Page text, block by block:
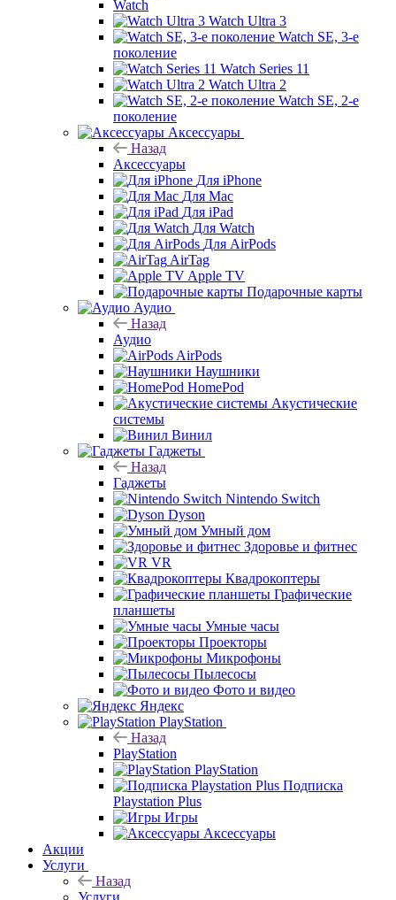
Watch
Watch Ultra 3
Watch SE, 3-е
поколение
Watch Series 11
Watch Ultra 2
Watch SE, 2-е
поколение
Аксессуары
Назад
Аксессуары
Для iPhone
Для Mac
Для iPad
Для Watch
Для AirPods
AirTag
Apple TV
Подарочные карты
Аудио
Назад
Аудио
AirPods
Наушники
HomePod
Акустические
системы
Винил
Гаджеты
Назад
Гаджеты
Nintendo Switch
Dyson
Умный дом
Здоровье и фитнес
VR
Квадрокоптеры
Графические
планшеты
Умные часы
Проекторы
Микрофоны
Пылесосы
Фото и видео
Яндекс
PlayStation
Назад
PlayStation
PlayStation
Подписка
Playstation Plus
Игры
Аксессуары
Акции
Услуги
Назад
Услуги